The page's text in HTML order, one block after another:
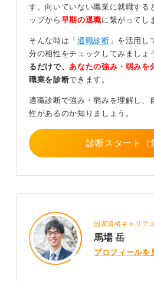
今から巻き返すには、優先順位を
です。
まず、自己分析（強み・価値観の
に進めましょう。同時に志望業界
しやすくなります。
が始まっても慌てず対応可能です
め、今から少しずつ対策しておき
る姿勢です。就活はスピードと改
出ます。
不安を感じるのは自然なことです
ず流れが変わります。まずは、一
す。向いていない職業に就職する
ップから 早期の退職に繋がってし
そんな時は「 適職診断 」を活用し
分の相性をチェックしてみましょ
るだけで、 あなたの強み・弱みを
職業を診断できます。
適職診断で強み・弱みを理解し、
性があるのか知りましょう。
診断スタート（
国家資格キャリア
馬場 岳
プロフィールを